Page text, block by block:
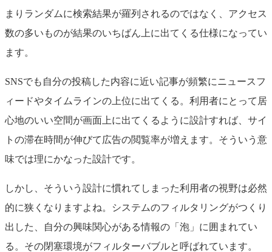
まりランダムに検索結果が羅列されるのではなく、アクセス
数の多いものが結果のいちばん上に出てくる仕様になってい
ます。
SNSでも自分の投稿した内容に近い記事が頻繁にニュースフ
ィードやタイムラインの上位に出てくる。利用者にとって居
心地のいい空間が画面上に出てくるように設計すれば、サイ
トの滞在時間が伸びて広告の閲覧率が増えます。そういう意
味では理にかなった設計です。
しかし、そういう設計に慣れてしまった利用者の視野は必然
的に狭くなりますよね。システムのフィルタリングがつくり
出した、自分の興味関心がある情報の「泡」に囲まれてい
る。その閉塞環境がフィルターバブルと呼ばれています。